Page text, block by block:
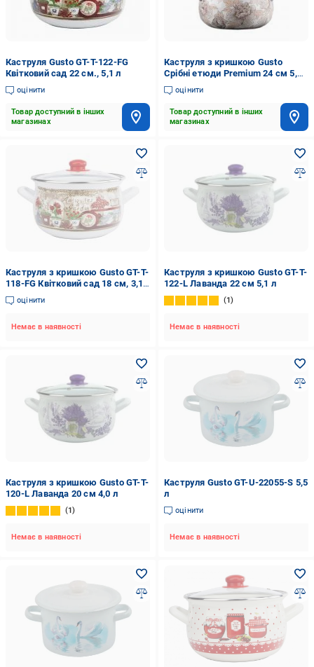
Каструля Gusto GT-T-122-FG
Квітковий сад 22 см., 5,1 л
оцінити
Товар доступний в інших
магазинах
Каструля з кришкою Gusto
Срібні етюди Premium 24 см 5,7
л GT-T-124-SE (BP117686)
оцінити
Товар доступний в інших
магазинах
Каструля з кришкою Gusto GT-T-
118-FG Квітковий сад 18 см, 3,1
л
оцінити
Немає в наявності
Каструля з кришкою Gusto GT-T-
122-L Лаванда 22 см 5,1 л
1
Немає в наявності
Каструля з кришкою Gusto GT-T-
120-L Лаванда 20 см 4,0 л
1
Немає в наявності
Каструля Gusto GT-U-22055-S 5,5
л
оцінити
Немає в наявності